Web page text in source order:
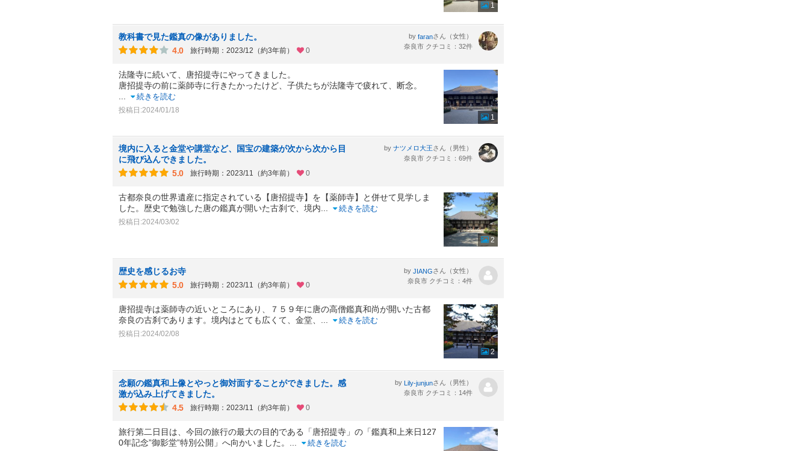
1
教科書で見た鑑真の像がありました。
4.0
旅行時期：2023/12（約3年前） 0
by faranさん（女性）
奈良市 クチコミ：32件
法隆寺に続いて、唐招提寺にやってきました。
唐招提寺の前に薬師寺に行きたかったけど、子供たちが法隆寺で疲れて、断念。
続きを読む
投稿日:2024/01/18
1
境内に入ると金堂や講堂など、国宝の建築が次から次から目
に飛び込んできました。
5.0
旅行時期：2023/11（約3年前） 0
by ナツメロ大王さん（男性）
奈良市 クチコミ：69件
古都奈良の世界遺産に指定されている【唐招提寺】を【薬師寺】と併せて見学しま
した。歴史で勉強した唐の鑑真が開いた古刹で、境内
続きを読む
投稿日:2024/03/02
2
歴史を感じるお寺
5.0
旅行時期：2023/11（約3年前） 0
by JIANGさん（女性）
奈良市 クチコミ：4件
唐招提寺は薬師寺の近いところにあり、７５９年に唐の高僧鑑真和尚が開いた古都
奈良の古刹であります。境内はとても広くて、金堂、
続きを読む
投稿日:2024/02/08
2
念願の鑑真和上像とやっと御対面することができました。感
激が込み上げてきました。
4.5
旅行時期：2023/11（約3年前） 0
by Lily-junjunさん（男性）
奈良市 クチコミ：14件
旅行第二日目は、今回の旅行の最大の目的である「唐招提寺」の「鑑真和上来日127
0年記念”御影堂”特別公開」へ向かいました。
続きを読む